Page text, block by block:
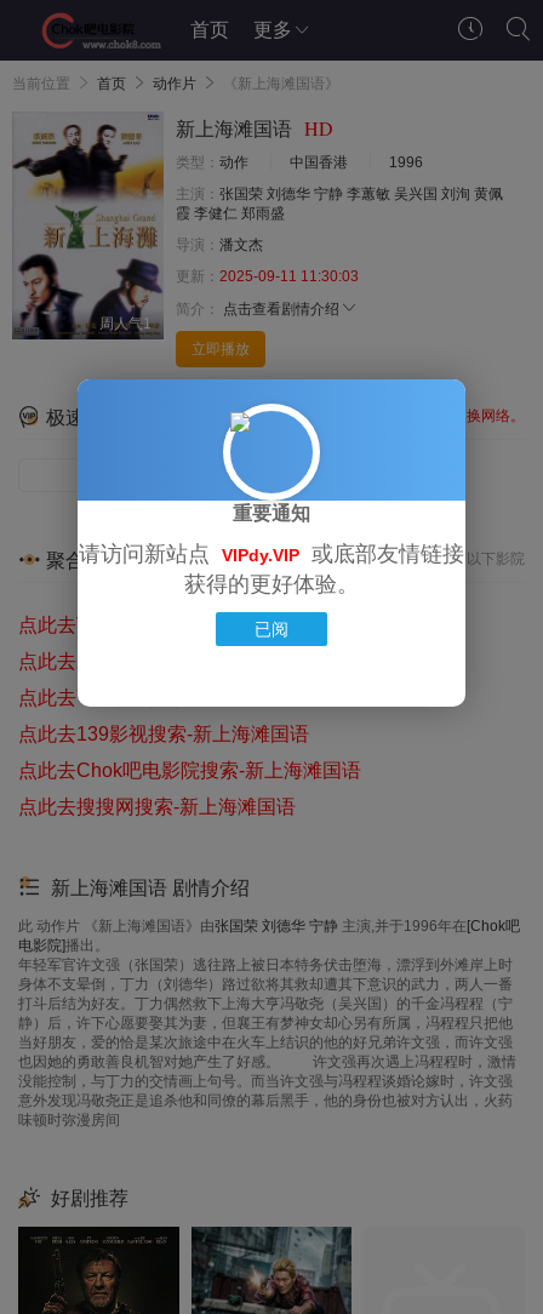
首页 更多
当前位置 首页 动作片 《新上海滩国语》
周人气1
新上海滩国语 HD
类型： 动作 中国香港
1996
主演： 张国荣 刘德华 宁静 李蕙敏 吴兴国 刘洵 黄佩
霞 李健仁 郑雨盛
导演： 潘文杰
更新： 2025-09-11 11:30:03
简介：
点击查看剧情介绍
立即播放
如黑白屏/加载失败,请刷新或更换网络。
极速云盘
重要通知
请访问新站点 VIPdy.VIP
或底部友情链接
获得的更好体验。
已阅
对资源速度不满意?推荐以下影院
聚合资源
点此去VIP电影搜索-新上海滩国语
点此去爱坤影院搜索-新上海滩国语
点此去YBWDY搜索-新上海滩国语
点此去139影视搜索-新上海滩国语
点此去Chok吧电影院搜索-新上海滩国语
点此去搜搜网搜索-新上海滩国语
新上海滩国语 剧情介绍
此 动作片 《新上海滩国语》由张国荣 刘德华 宁静 主演,并于1996年在 [Chok吧
电影院]播出。
年轻军官许文强（张国荣）逃往路上被日本特务伏击堕海，漂浮到外滩岸上时
身体不支晕倒，丁力（刘德华）路过欲将其救却遭其下意识的武力，两人一番
打斗后结为好友。丁力偶然救下上海大亨冯敬尧（吴兴国）的千金冯程程（宁
静）后，许下心愿要娶其为妻，但襄王有梦神女却心另有所属，冯程程只把他
当好朋友，爱的恰是某次旅途中在火车上结识的他的好兄弟许文强，而许文强
也因她的勇敢善良机智对她产生了好感。 许文强再次遇上冯程程时，激情
没能控制，与丁力的交情画上句号。而当许文强与冯程程谈婚论嫁时，许文强
意外发现冯敬尧正是追杀他和同僚的幕后黑手，他的身份也被对方认出，火药
味顿时弥漫房间
好剧推荐